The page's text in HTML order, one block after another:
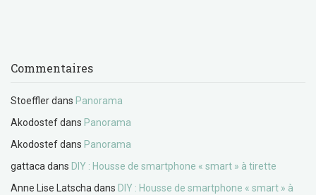
Commentaires
Stoefflerdans Panorama
Akodostefdans Panorama
Akodostefdans Panorama
gattacadans DIY : Housse de smartphone « smart » à tirette
Anne Lise Latschadans DIY : Housse de smartphone « smart » à